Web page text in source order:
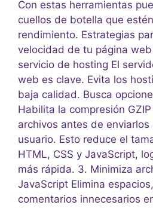
Con estas herramientas
cuellos de botella que
rendimiento. Estrategias
velocidad de tu página
servicio de hosting El
web es clave. Evita los
baja calidad. Busca
Habilita la compresión
archivos antes de
usuario. Esto reduce el
HTML, CSS y JavaScript,
más rápida. 3. Minimiza
JavaScript Elimina
comentarios innecesarios